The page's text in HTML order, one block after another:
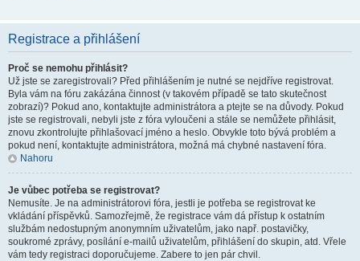
Registrace a přihlášení
Proč se nemohu přihlásit?
Už jste se zaregistrovali? Před přihlášením je nutné se nejdříve registrovat.
Byla vám na fóru zakázána činnost (v takovém případě se tato skutečnost
zobrazí)? Pokud ano, kontaktujte administrátora a ptejte se na důvody. Pokud
jste se registrovali, nebyli jste z fóra vyloučeni a stále se nemůžete přihlásit,
znovu zkontrolujte přihlašovací jméno a heslo. Obvykle toto bývá problém a
pokud není, kontaktujte administrátora, možná má chybné nastavení fóra.
Nahoru
Je vůbec potřeba se registrovat?
Nemusíte. Je na administrátorovi fóra, jestli je potřeba se registrovat ke
vkládání příspěvků. Samozřejmě, že registrace vám dá přístup k ostatním
službám nedostupným anonymním uživatelům, jako např. postavičky,
soukromé zprávy, posílání e-mailů uživatelům, přihlášení do skupin, atd. Vřele
vám tedy registraci doporučujeme. Zabere to jen pár chvil.